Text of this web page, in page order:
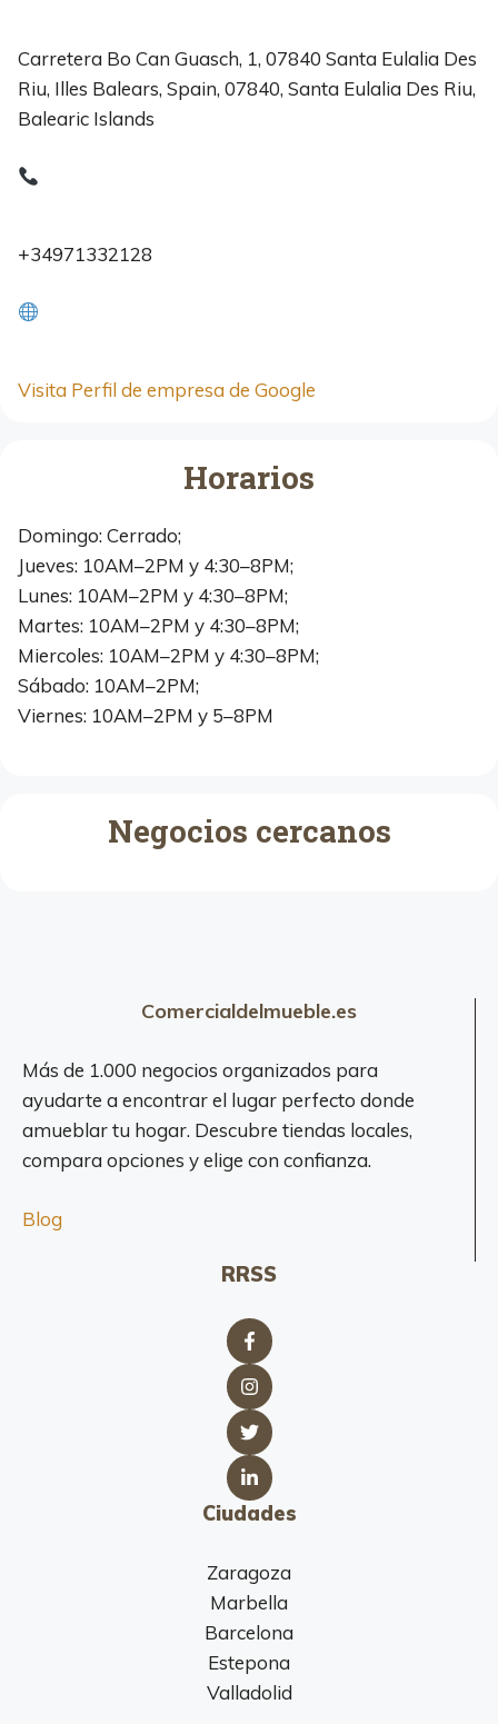
Carretera Bo Can Guasch, 1, 07840 Santa Eulalia Des
Riu, Illes Balears, Spain, 07840, Santa Eulalia Des Riu,
Balearic Islands
+34971332128
Visita Perfil de empresa de Google
Horarios
Domingo: Cerrado;
Jueves: 10AM–2PM y 4:30–8PM;
Lunes: 10AM–2PM y 4:30–8PM;
Martes: 10AM–2PM y 4:30–8PM;
Miercoles: 10AM–2PM y 4:30–8PM;
Sábado: 10AM–2PM;
Viernes: 10AM–2PM y 5–8PM
Negocios cercanos
Comercialdelmueble.es
Más de 1.000 negocios organizados para
ayudarte a encontrar el lugar perfecto donde
amueblar tu hogar. Descubre tiendas locales,
compara opciones y elige con confianza.
Blog
RRSS
Ciudades
Zaragoza
Marbella
Barcelona
Estepona
Valladolid